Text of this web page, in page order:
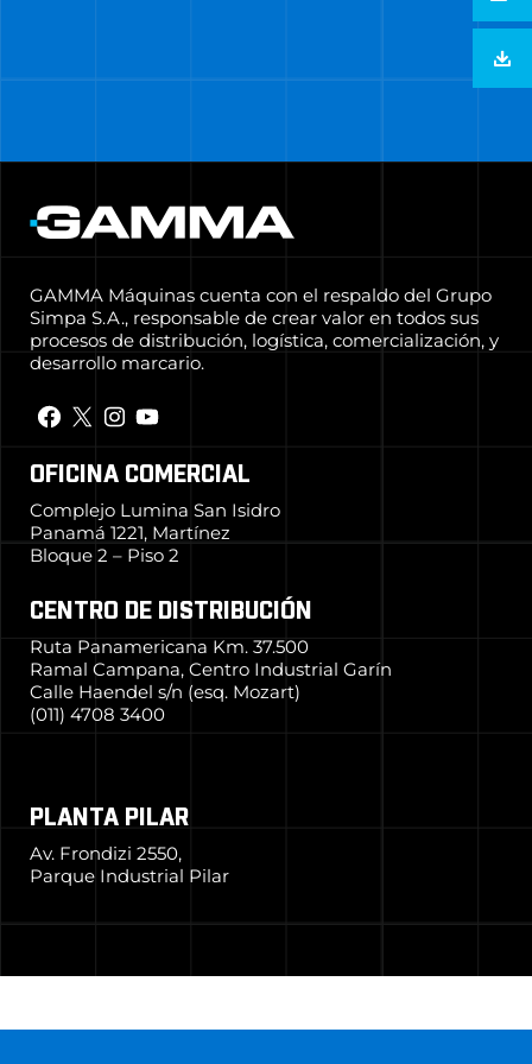
GAMMA Máquinas cuenta con el respaldo del Grupo
Simpa S.A., responsable de crear valor en todos sus
procesos de distribución, logística, comercialización, y
desarrollo marcario.
OFICINA COMERCIAL
Complejo Lumina San Isidro
Panamá 1221, Martínez
Bloque 2 – Piso 2
CENTRO DE DISTRIBUCIÓN
Ruta Panamericana Km. 37.500
Ramal Campana, Centro Industrial Garín
Calle Haendel s/n (esq. Mozart)
(011) 4708 3400
PLANTA PILAR
Av. Frondizi 2550,
Parque Industrial Pilar